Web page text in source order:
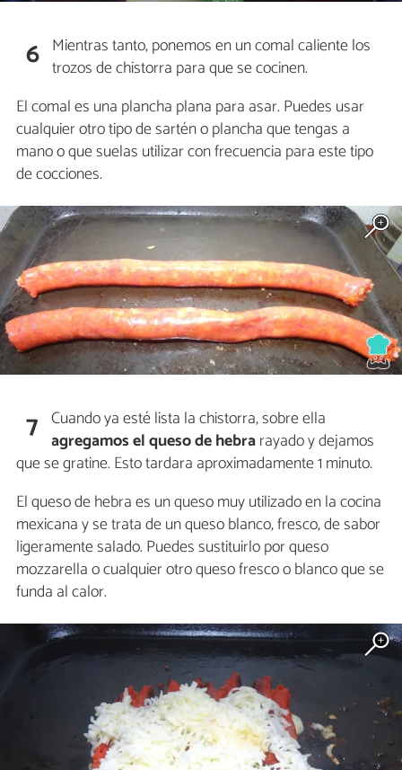
6 Mientras tanto, ponemos en un comal caliente los
trozos de chistorra para que se cocinen.
El comal es una plancha plana para asar. Puedes usar
cualquier otro tipo de sartén o plancha que tengas a
mano o que suelas utilizar con frecuencia para este tipo
de cocciones.
7 Cuando ya esté lista la chistorra, sobre ella
agregamos el queso de hebrarayado y dejamos
que se gratine. Esto tardara aproximadamente 1 minuto.
El queso de hebra es un queso muy utilizado en la cocina
mexicana y se trata de un queso blanco, fresco, de sabor
ligeramente salado. Puedes sustituirlo por queso
mozzarella o cualquier otro queso fresco o blanco que se
funda al calor.